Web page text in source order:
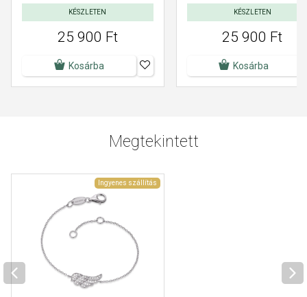
KÉSZLETEN
25 900 Ft
Kosárba
KÉSZLETEN
25 900 Ft
Kosárba
Megtekintett
Ingyenes szállítás